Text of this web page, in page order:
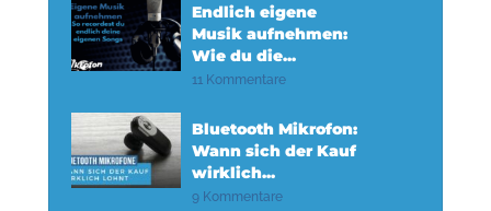
Endlich eigene
Musik aufnehmen:
Wie du die...
11 Kommentare
Bluetooth Mikrofon:
Wann sich der Kauf
wirklich...
9 Kommentare